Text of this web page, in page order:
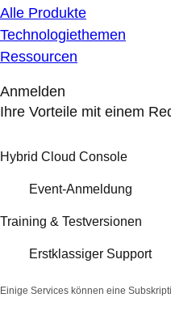
Alle Produkte
Technologiethemen
Ressourcen
Anmelden
Ihre Vorteile mit einem
Hybrid Cloud Console
Event-Anmeldung
Training & Testversionen
Erstklassiger Support
Einige Services können eine